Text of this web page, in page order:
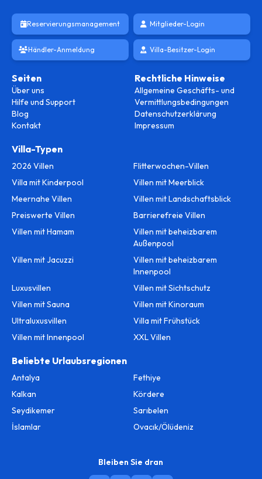
Reservierungsmanagement Mitglieder-Login
Händler-Anmeldung Villa-Besitzer-Login
Seiten
Über uns
Hilfe und Support
Blog
Kontakt
Rechtliche Hinweise
Allgemeine Geschäfts- und
Vermittlungsbedingungen
Datenschutzerklärung
Impressum
Villa-Typen
2026 Villen
Flitterwochen-Villen
Villa mit Kinderpool
Villen mit Meerblick
Meernahe Villen
Villen mit Landschaftsblick
Preiswerte Villen
Barrierefreie Villen
Villen mit Hamam
Villen mit beheizbarem
Außenpool
Villen mit Jacuzzi
Villen mit beheizbarem
Innenpool
Luxusvillen
Villen mit Sichtschutz
Villen mit Sauna
Villen mit Kinoraum
Ultraluxusvillen
Villa mit Frühstück
Villen mit Innenpool
XXL Villen
Beliebte Urlaubsregionen
Antalya
Fethiye
Kalkan
Kördere
Seydikemer
Sarıbelen
İslamlar
Ovacık/Ölüdeniz
Bleiben Sie dran